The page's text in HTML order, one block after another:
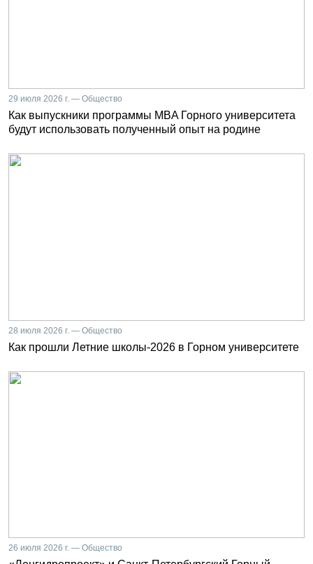
29 июля 2026 г. — Общество
Как выпускники программы MBA Горного университета
будут использовать полученный опыт на родине
28 июля 2026 г. — Общество
Как прошли Летние школы-2026 в Горном университете
26 июля 2026 г. — Общество